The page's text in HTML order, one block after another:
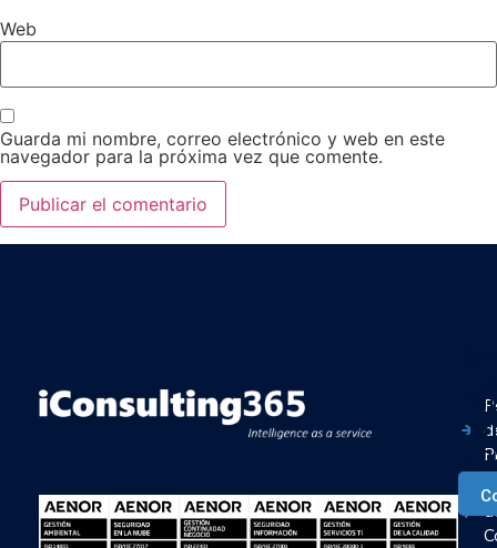
Web
Guarda mi nombre, correo electrónico y web en este
navegador para la próxima vez que comente.
con